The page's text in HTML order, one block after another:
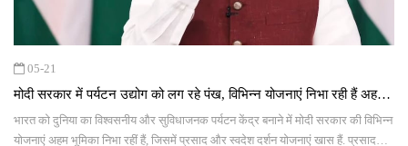
05-21
मोदी सरकार में पर्यटन उद्योग को लग रहे पंख, विभिन्न योजनाएं निभा रही हैं अहम
भूमिका
भारत को दुनिया का विश्वसनीय और सुविधाजनक पर्यटन केंद्र बनाने में मोदी सरकार की विभिन्न
योजनाएं अहम भूमिका निभा रहीं हैं, जिसमें प्रसाद और स्वदेश दर्शन योजनाएं खास हैं. प्रसाद